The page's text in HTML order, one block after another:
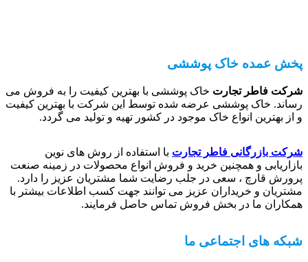
پخش عمده خاک پوششی
شرکت فاطر تجارت خاک پوششی با بهترین کیفیت را به فروش می
رساند. خاک پوششی عرضه شده توسط این شرکت با بهترین کیفیت
و از بهترین انواع خاک موجود در کشور تهیه و تولید می گردد.
شرکت بازرگانی فاطر تجارت با استفاده از روش های نوین
بازاریابی و همچنین خرید و فروش انواع محصولات در زمینه صنعت
پرورش قارچ ، سعی در جلب رضایت شما مشتریان عزیز را دارد.
مشتریان و خریداران عزیز می توانند جهت کسب اطلاعات بیشتر با
همکاران ما در بخش فروش تماس حاصل فرمایند.
شبکه های اجتماعی ما